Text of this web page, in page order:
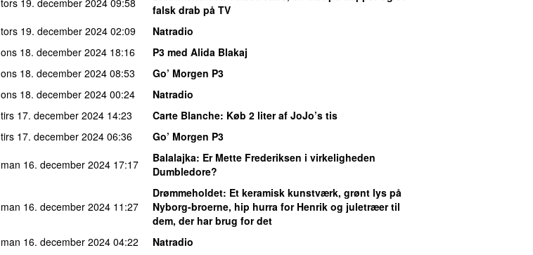
falsk drab på TV
tors 19. december 2024 02:09
Natradio
ons 18. december 2024 18:16
P3 med Alida Blakaj
ons 18. december 2024 08:53
Go’ Morgen P3
ons 18. december 2024 00:24
Natradio
tirs 17. december 2024 14:23 Carte Blanche: Køb 2 liter af JoJo’s tis
tirs 17. december 2024 06:36
Go’ Morgen P3
man 16. december 2024 17:17 Balalajka: Er Mette Frederiksen i virkeligheden
Dumbledore?
man 16. december 2024 11:27
Drømmeholdet: Et keramisk kunstværk, grønt lys på
Nyborg-broerne, hip hurra for Henrik og juletræer til
dem, der har brug for det
man 16. december 2024 04:22 Natradio